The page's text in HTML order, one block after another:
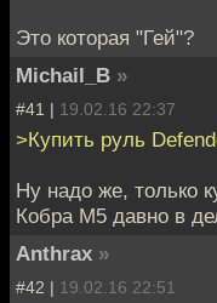
Это которая "Гей"?
Michail_B »
#41 | 19.02.16 22:37
>Купить руль
Ну надо же, только
Кобра М5 давно в
Anthrax »
#42 | 19.02.16 22:51